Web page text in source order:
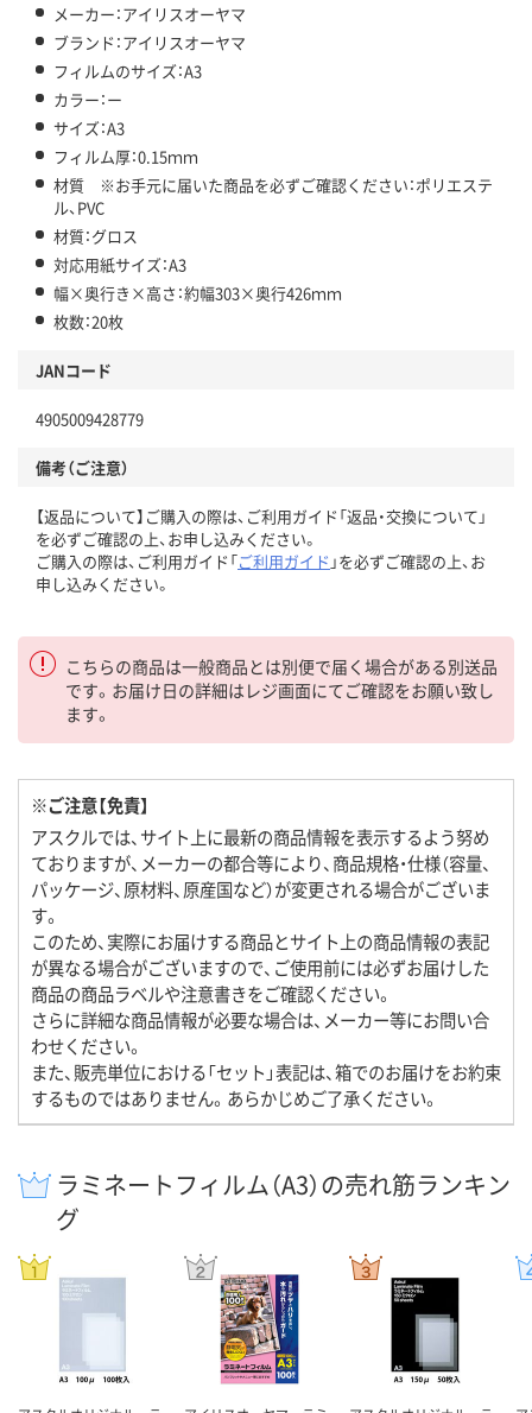
メーカー：アイリスオーヤマ
ブランド：アイリスオーヤマ
フィルムのサイズ：A3
カラー：ー
サイズ：A3
フィルム厚：0.15ｍｍ
材質 ※お手元に届いた商品を必ずご確認ください：ポリエステ
ル、PVC
材質：グロス
対応用紙サイズ：A3
幅×奥行き×高さ：約幅303×奥行426ｍｍ
枚数：20枚
JANコード
4905009428779
備考（ご注意）
【返品について】ご購入の際は、ご利用ガイド「返品・交換について」
を必ずご確認の上、お申し込みください。
ご購入の際は、ご利用ガイド「ご利用ガイド 」を必ずご確認の上、お
申し込みください。
こちらの商品は一般商品とは別便で届く場合がある別送品
です。お届け日の詳細はレジ画面にてご確認をお願い致し
ます。
※ご注意【免責】
アスクルでは、サイト上に最新の商品情報を表示するよう努め
ておりますが、メーカーの都合等により、商品規格・仕様（容量、
パッケージ、原材料、原産国など）が変更される場合がございま
す。
このため、実際にお届けする商品とサイト上の商品情報の表記
が異なる場合がございますので、ご使用前には必ずお届けした
商品の商品ラベルや注意書きをご確認ください。
さらに詳細な商品情報が必要な場合は、メーカー等にお問い合
わせください。
また、販売単位における「セット」表記は、箱でのお届けをお約束
するものではありません。あらかじめご了承ください。
ラミネートフィルム（A3）の売れ筋ランキン
グ